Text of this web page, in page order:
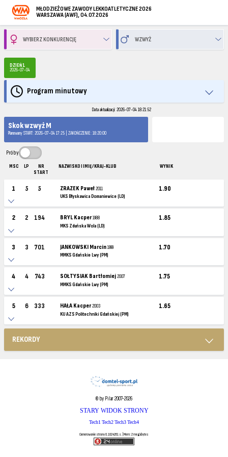
MŁODZIEŻOWE ZAWODY LEKKOATLETYCZNE 2026
WARSZAWA (AWF), 04.07.2026
DZIEŃ 1
2026-07-04
Program minutowy
Data aktualizacji: 2026-07-04 18:21:52
Skok wzwyż M
Planowany START: 2026-07-04 17:25 | ZAKOŃCZENIE: 18:20:00
Próby
MSC LP
NR
START
NAZWISKO I IMIĘ / KRAJ-KLUB WYNIK
1 5 5 ZRAZEK Paweł2011
UKS Błyskawica Domaniewice (LD)
1.90
2 2 194 BRYL Kacper1988
MKS Zduńska Wola (LD)
1.85
3 3 701 JANKOWSKI Marcin1999
MMKS Gdańskie Lwy (PM)
1.70
4 4 743 SOŁTYSIAK Bartłomiej2007
MMKS Gdańskie Lwy (PM)
1.75
5 6 333 HAŁA Kacper2003
KU AZS Politechniki Gdańskiej (PM)
1.65
REKORDY
© by Pilar 2007-2026
STARY WIDOK STRONY
Tech1Tech2Tech3Tech4
Generowanie strony 0.1024261 s. | Mem: 2 megabytes